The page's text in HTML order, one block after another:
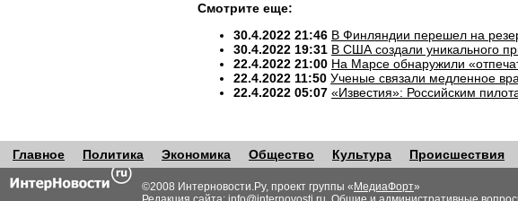
Смотрите еще:
30.4.2022 21:46 В Финляндии перешел на
30.4.2022 19:31 В США создали уникального
22.4.2022 21:00 На Марсе обнаружили
22.4.2022 11:50 Ученые связали медленное
22.4.2022 05:07 «Известия»: Российским
Главное Политика Экономика Общество Культура Происшествия
©2008 Интерновости.Ру, проект группы « МедиаФорт»